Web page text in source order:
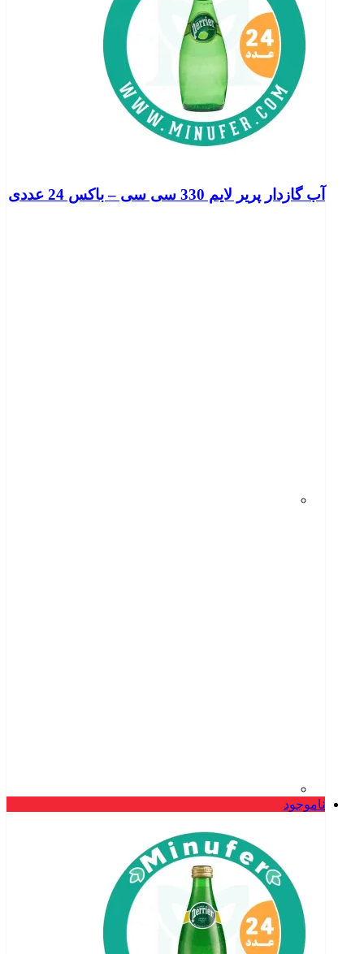
آب گازدار پریر لایم 330 سی سی – باکس 24 عددی
ناموجود